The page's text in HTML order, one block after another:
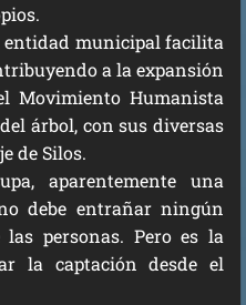
entidad municipal facilita
a la expansión
Movimiento Humanista
árbol, con sus diversas
de Silos.
aparentemente una
debe entrañar ningún
personas. Pero es la
la captación desde el